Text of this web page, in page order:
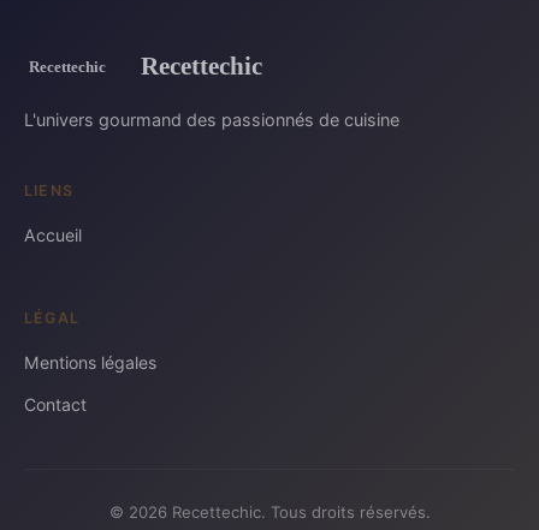
Recettechic
L'univers gourmand des passionnés de cuisine
LIENS
Accueil
LÉGAL
Mentions légales
Contact
© 2026 Recettechic. Tous droits réservés.